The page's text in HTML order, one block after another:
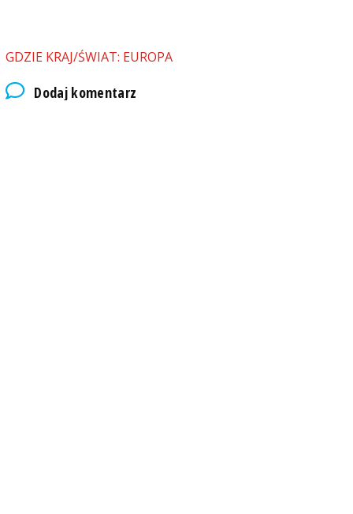
GDZIE KRAJ/ŚWIAT: EUROPA
Dodaj komentarz